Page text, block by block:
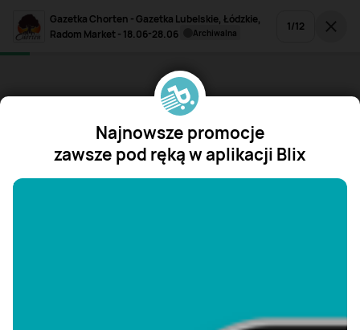
Gazetka Chorten - Gazetka Lubelskie, Łódzkie,
Radom Market - 18.06-28.06
archiwalna 1/12
Najnowsze promocje
zawsze pod ręką w aplikacji Blix
"/>